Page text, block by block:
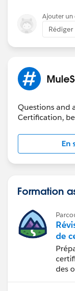
Ajouter un
Questions and
Certification,
En
Formation
de
des